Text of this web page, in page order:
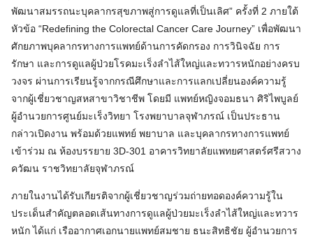
พัฒนาสมรรถนะบุคลากรสุขภาพสู่การดูแลที่เป็นเลิศ” ครั้งที่ 2 ภายใต้
หัวข้อ “Redefining the Colorectal Cancer Care Journey” เพื่อพัฒนา
ศักยภาพบุคลากรทางการแพทย์ด้านการคัดกรอง การวินิจฉัย การ
รักษา และการดูแลผู้ป่วยโรคมะเร็งลำไส้ใหญ่และทวารหนักอย่างครบ
วงจร ผ่านการเรียนรู้จากกรณีศึกษาและการแลกเปลี่ยนองค์ความรู้
จากผู้เชี่ยวชาญสหสาขาวิชาชีพ โดยมี แพทย์หญิงจอมธนา ศิริไพบูลย์
ผู้อำนวยการศูนย์มะเร็งวิทยา โรงพยาบาลจุฬาภรณ์ เป็นประธาน
กล่าวเปิดงาน พร้อมด้วยแพทย์ พยาบาล และบุคลากรทางการแพทย์
เข้าร่วม ณ ห้องบรรยาย 3D-301 อาคารวิทยาลัยแพทยศาสตร์ศรีสวาง
ควัฒน ราชวิทยาลัยจุฬาภรณ์
ภายในงานได้รับเกียรติจากผู้เชี่ยวชาญร่วมถ่ายทอดองค์ความรู้ใน
ประเด็นสำคัญตลอดเส้นทางการดูแลผู้ป่วยมะเร็งลำไส้ใหญ่และทวาร
หนัก ได้แก่ เรืออากาศเอกนายแพทย์สมชาย ธนะสิทธิชัย ผู้อำนวยการ